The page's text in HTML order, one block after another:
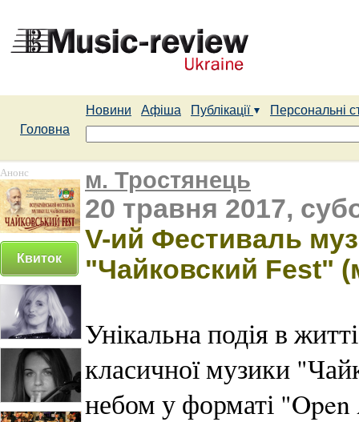
Новини Афіша Публікації
Персональні
Головна
Анонс
Квиток
м. Тростянець
20 травня 2017,
V-ий Фестиваль
"Чайковский Fest"
Унікальна подія в
класичної музики
небом у форматі